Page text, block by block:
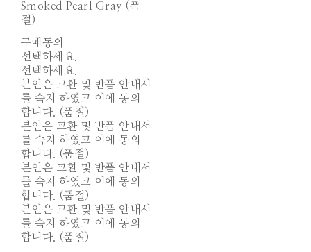
Smoked Pearl Gray (품
절)
구매동의
선택하세요.
선택하세요.
본인은 교환 및 반품 안내서
를 숙지 하였고 이에 동의
합니다. (품절)
본인은 교환 및 반품 안내서
를 숙지 하였고 이에 동의
합니다. (품절)
본인은 교환 및 반품 안내서
를 숙지 하였고 이에 동의
합니다. (품절)
본인은 교환 및 반품 안내서
를 숙지 하였고 이에 동의
합니다. (품절)